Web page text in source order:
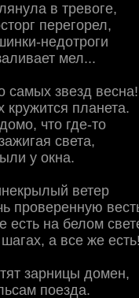
в тревоге,
перегорел,
недотроги
мел...
самых звезд весна!
кружится планета.
что где-то
света,
у окна.
ветер
проверенную
есть на белом
а все же есть!
зарницы домен,
поезда.